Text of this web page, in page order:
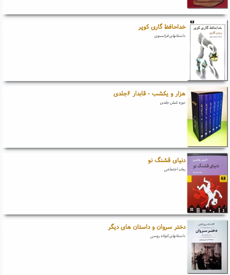
خداحافظ گاری کوپر
داستانهای فرانسوی
هزار و یکشب - قابدار ۶جلدی
دوره شش جلدی
دنیای قشنگ نو
رمان اجتماعی
دختر سروان و داستان های دیگر
داستانهای کوتاه روسی